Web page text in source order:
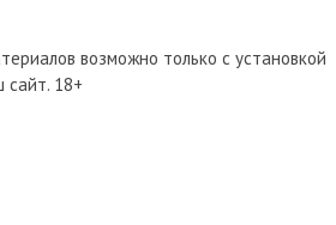
возможно только с установкой
сайт. 18+